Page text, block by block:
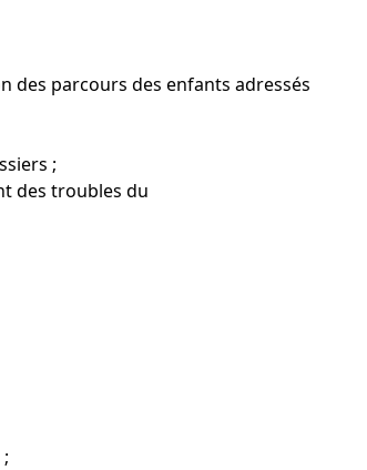
des parcours des enfants adressés
;
des troubles du